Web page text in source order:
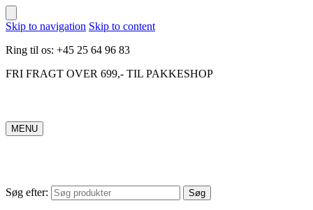
Skip to navigation Skip to content
Ring til os: +45 25 64 96 83
FRI FRAGT OVER 699,- TIL PAKKESHOP
MENU
Søg efter: Søg